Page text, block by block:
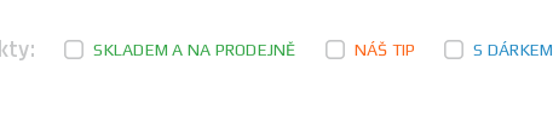
SKLADEM A NA PRODEJNĚ NÁŠ TIP S DÁRKEM